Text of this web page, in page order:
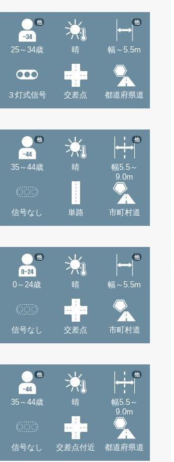
25～34歳
他
晴 幅～5.5m
他
３灯式信号 交差点 都道府県道
35～44歳
他
晴
幅5.5～
9.0m
他
信号なし 単路 市町村道
0～24歳
他
晴 幅～5.5m
他
信号なし 交差点 市町村道
35～44歳
他
晴
幅5.5～
9.0m
他
信号なし 交差点付近 都道府県道